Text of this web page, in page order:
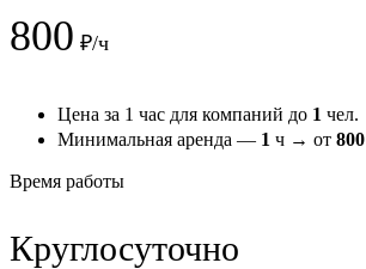
800 ₽/ч
Цена за 1 час для компаний до 1 чел.
Минимальная аренда — 1 ч → от 800
Время работы
Круглосуточно